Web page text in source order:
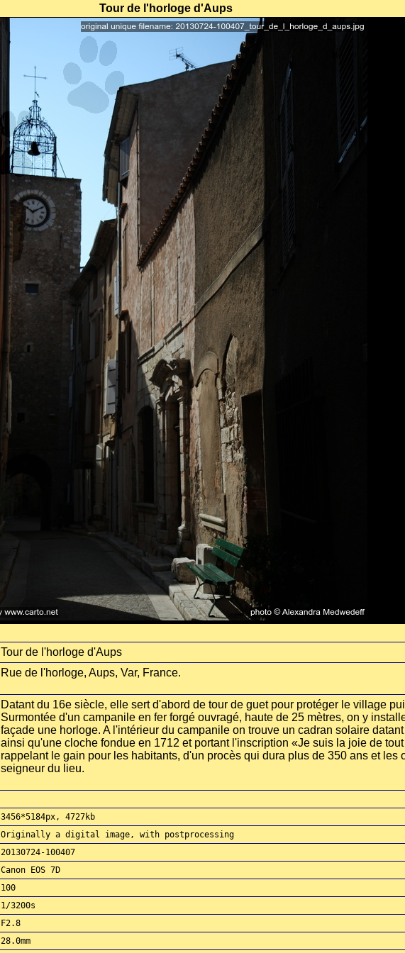
Tour de l'horloge d'Aups
Tour de l'horloge d'Aups
Rue de l'horloge, Aups, Var, France.
Datant du 16e siècle, elle sert d'abord de tour de guet pour protéger le village
Surmontée d'un campanile en fer forgé ouvragé, haute de 25 mètres, on y
façade une horloge. A l'intérieur du campanile on trouve un cadran solaire
ainsi qu'une cloche fondue en 1712 et portant l'inscription «Je suis la joie de
rappelant le gain pour les habitants, d'un procès qui dura plus de 350 ans et les
seigneur du lieu.
3456*5184px, 4727kb
Originally a digital image, with postprocessing
20130724-100407
Canon EOS 7D
100
1/3200s
F2.8
28.0mm